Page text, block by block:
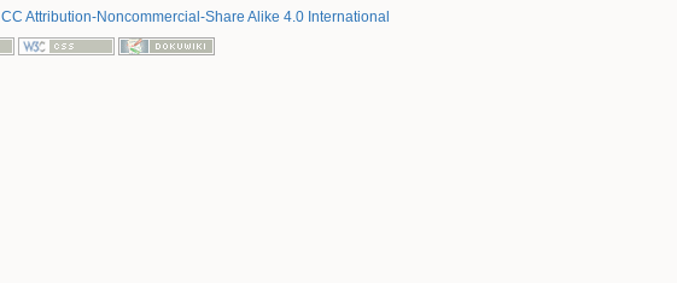
CC Attribution-Noncommercial-Share Alike 4.0 International